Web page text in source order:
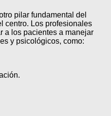
pilar fundamental del
centro. Los profesionales
a los pacientes a manejar
y psicológicos, como: